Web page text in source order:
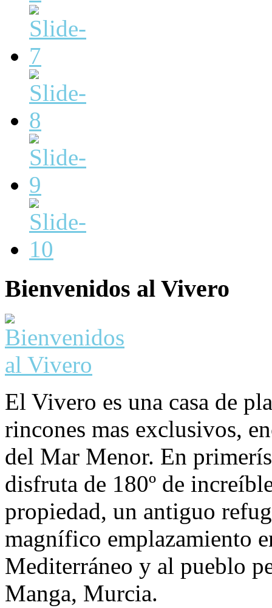
Bienvenidos al Vivero
El Vivero es una casa de
rincones mas exclusivos,
del Mar Menor. En
disfruta de 180º de
propiedad, un antiguo
magnífico emplazamiento
Mediterráneo y al pueblo
Manga, Murcia.